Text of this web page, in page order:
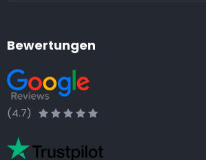
Bewertungen
(4.7)